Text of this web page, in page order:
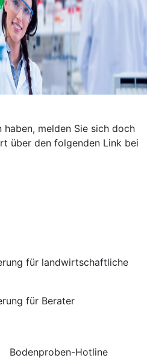
haben, melden Sie sich doch
über den folgenden Link bei
für landwirtschaftliche
für Berater
Bodenproben-Hotline